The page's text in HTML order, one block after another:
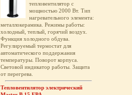
тепловентилятор с
мощностью 2000 Вт. Тип
нагревательного элемента:
металлокерамика. Режимы работы:
холодный, теплый, горячий воздух.
Функция холодного обдува.
Регулируемый термостат для
автоматического поддержания
температуры. Поворот корпуса.
Световой индикатор работы. Защита
от перегрева.
Тепловентилятор электрический